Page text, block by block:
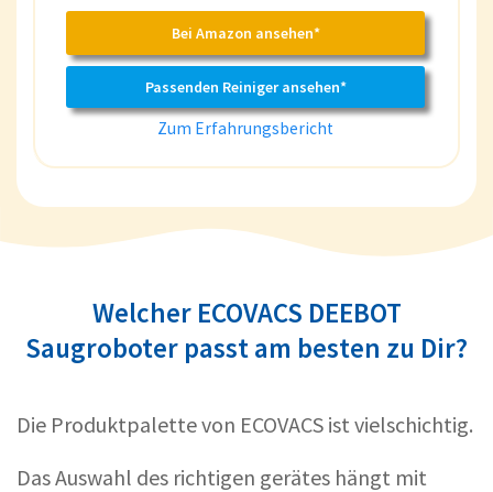
Bei Amazon ansehen*
Passenden Reiniger ansehen*
Zum Erfahrungsbericht
Welcher ECOVACS DEEBOT
Saugroboter passt am besten zu Dir?
Die Produktpalette von ECOVACS ist vielschichtig.
Das Auswahl des richtigen gerätes hängt mit